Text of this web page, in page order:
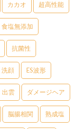
カカオ 超高性能
食塩無添加
抗菌性
洗顔 ES波形
出雲 ダメージヘア
脳腸相関 熟成塩